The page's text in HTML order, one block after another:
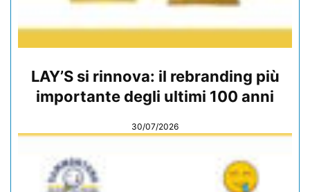
LAY’S si rinnova: il rebranding più
importante degli ultimi 100 anni
30/07/2026